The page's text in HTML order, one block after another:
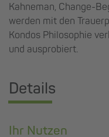
Kahneman, Change-
werden mit den
Kondos Philosophie
und ausprobiert.
Details
Ihr Nutzen